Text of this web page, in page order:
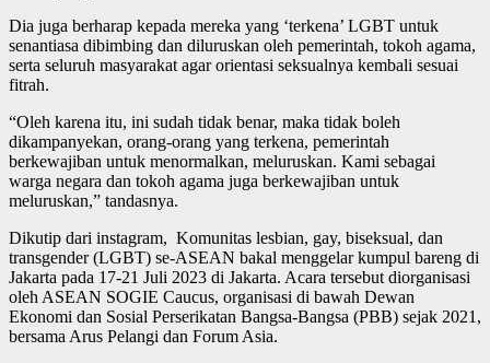
Dia juga berharap kepada mereka yang ‘terkena’ LGBT untuk
senantiasa dibimbing dan diluruskan oleh pemerintah, tokoh agama,
serta seluruh masyarakat agar orientasi seksualnya kembali sesuai
fitrah.
“Oleh karena itu, ini sudah tidak benar, maka tidak boleh
dikampanyekan, orang-orang yang terkena, pemerintah
berkewajiban untuk menormalkan, meluruskan. Kami sebagai
warga negara dan tokoh agama juga berkewajiban untuk
meluruskan,” tandasnya.
Dikutip dari instagram, Komunitas lesbian, gay, biseksual, dan
transgender (LGBT) se-ASEAN bakal menggelar kumpul bareng di
Jakarta pada 17-21 Juli 2023 di Jakarta. Acara tersebut diorganisasi
oleh ASEAN SOGIE Caucus, organisasi di bawah Dewan
Ekonomi dan Sosial Perserikatan Bangsa-Bangsa (PBB) sejak 2021,
bersama Arus Pelangi dan Forum Asia.